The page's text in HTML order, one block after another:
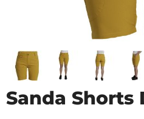
Sanda Shorts